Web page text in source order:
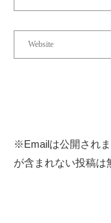
※Emailは公開され
が含まれない投稿は